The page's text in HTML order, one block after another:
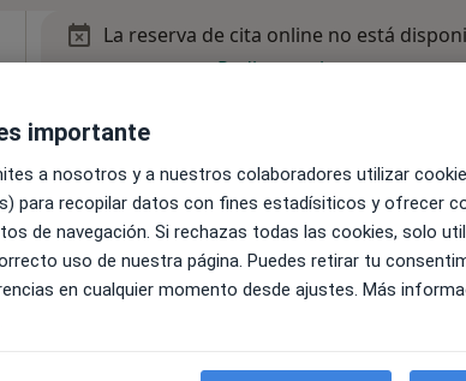
La reserva de cita online no está
Pedir una cita
importante
a nosotros y a nuestros colaboradores utilizar
para recopilar datos con fines estadísiticos y ofrecer
de navegación. Si rechazas todas las cookies, solo
uso de nuestra página. Puedes retirar tu
en cualquier momento desde ajustes. Más